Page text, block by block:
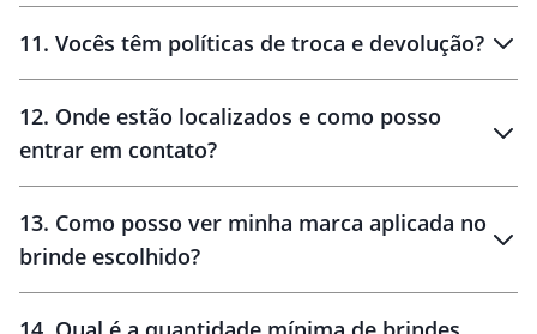
11. Vocês têm políticas de troca e devolução?
30 dias
12. Onde estão localizados e como posso
entrar em contato?
13. Como posso ver minha marca aplicada no
brinde escolhido?